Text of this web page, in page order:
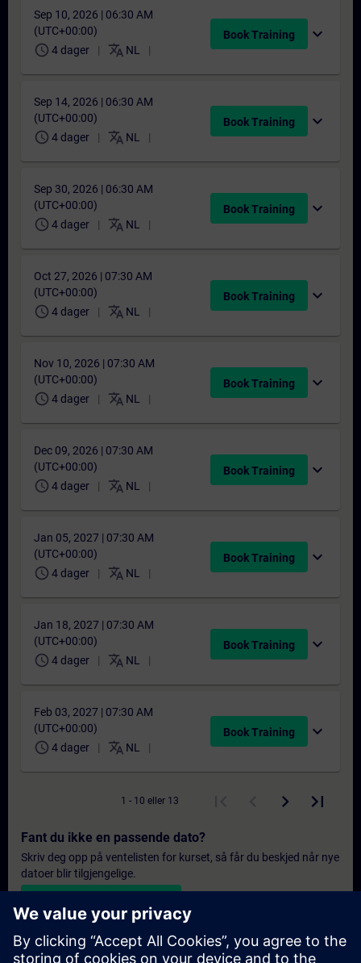
Sep 10, 2026 | 06:30 AM
(UTC+00:00)
schedule 4 dager translate NL
Book Training expand_more
Sep 14, 2026 | 06:30 AM
(UTC+00:00)
schedule 4 dager translate NL
Book Training expand_more
Sep 30, 2026 | 06:30 AM
(UTC+00:00)
schedule 4 dager translate NL
Book Training expand_more
Oct 27, 2026 | 07:30 AM
(UTC+00:00)
schedule 4 dager translate NL
Book Training expand_more
Nov 10, 2026 | 07:30 AM
(UTC+00:00)
schedule 4 dager translate NL
Book Training expand_more
Dec 09, 2026 | 07:30 AM
(UTC+00:00)
schedule 4 dager translate NL
Book Training expand_more
Jan 05, 2027 | 07:30 AM
(UTC+00:00)
schedule 4 dager translate NL
Book Training expand_more
Jan 18, 2027 | 07:30 AM
(UTC+00:00)
schedule 4 dager translate NL
Book Training expand_more
Feb 03, 2027 | 07:30 AM
(UTC+00:00)
schedule 4 dager translate NL
Book Training expand_more
1 - 10 eller 13
Fant du ikke en passende dato?
Skriv deg opp på ventelisten for kurset, så får du beskjed når nye
datoer blir tilgjengelige.